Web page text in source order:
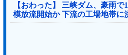
【おわった】 三峡ダム、豪雨
模放流開始か 下流の工場地帯に
る